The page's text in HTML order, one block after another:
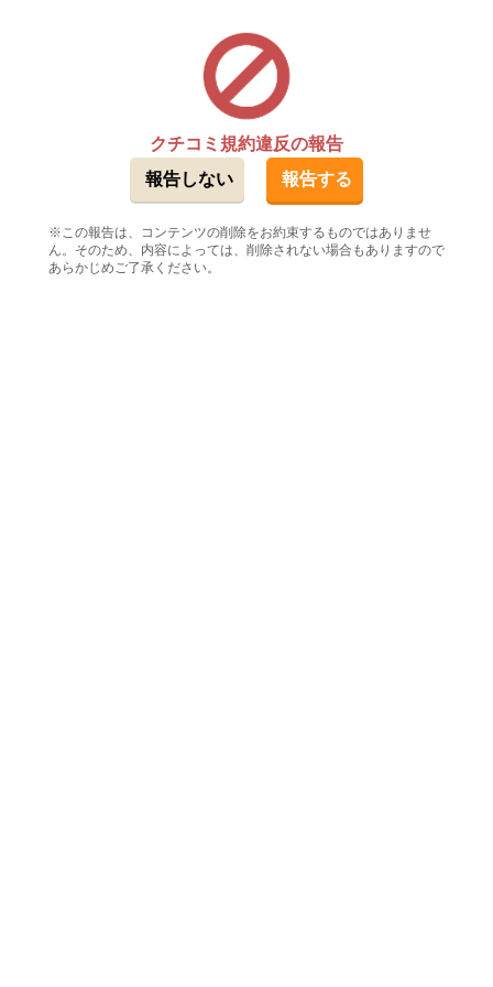
クチコミ規約違反の報告
この報告は、コンテンツの削除をお約束するものではありませ
ん。そのため、内容によっては、削除されない場合もありますので
あらかじめご了承ください。